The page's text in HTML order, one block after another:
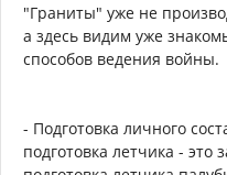
"Граниты" уже не
а здесь видим уже
способов ведения войны.
- Подготовка личного
подготовка летчика - это